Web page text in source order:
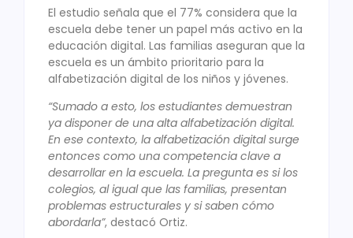
El estudio señala que el 77% considera que la
escuela debe tener un papel más activo en la
educación digital. Las familias aseguran que la
escuela es un ámbito prioritario para la
alfabetización digital de los niños y jóvenes.
“Sumado a esto, los estudiantes demuestran
ya disponer de una alta alfabetización digital.
En ese contexto, la alfabetización digital surge
entonces como una competencia clave a
desarrollar en la escuela. La pregunta es si los
colegios, al igual que las familias, presentan
problemas estructurales y si saben cómo
abordarla”, destacó Ortiz.